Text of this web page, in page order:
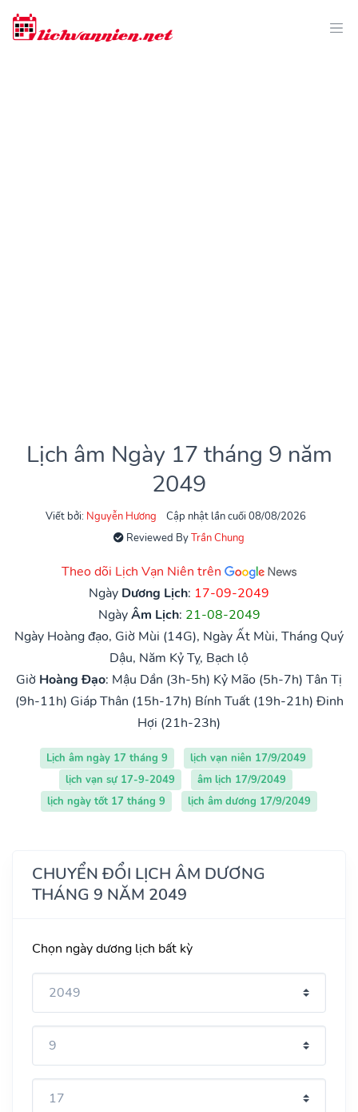
Lịch âm Ngày 17 tháng 9 năm
2049
Viết bởi: Nguyễn Hương
Cập nhật lần cuối 08/08/2026
Reviewed ByTrần Chung
Theo dõi Lịch Vạn Niên trên
Ngày Dương Lịch: 17-09-2049
NgàyÂm Lịch: 21-08-2049
Ngày Hoàng đạo, Giờ Mùi (14G), Ngày Ất Mùi, Tháng Quý
Dậu, Năm Kỷ Tỵ, Bạch lộ
Giờ Hoàng Đạo: Mậu Dần (3h-5h) Kỷ Mão (5h-7h) Tân Tị
(9h-11h) Giáp Thân (15h-17h) Bính Tuất (19h-21h) Đinh
Hợi (21h-23h)
Lịch âm ngày 17 tháng 9
lịch vạn niên 17/9/2049
lịch vạn sự 17-9-2049
âm lịch 17/9/2049
lịch ngày tốt 17 tháng 9
lịch âm dương 17/9/2049
CHUYỂN ĐỔI LỊCH ÂM DƯƠNG
THÁNG 9 NĂM 2049
Chọn ngày dương lịch bất kỳ